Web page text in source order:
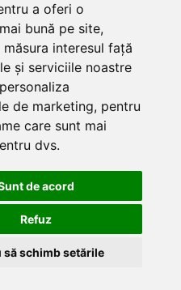
a oferi o
bună pe site,
interesul față
și serviciile noastre
de marketing, pentru
care sunt mai
dvs.
de acord
Refuz
să schimb setările
Bucuresti
13176/1991
:: Copyright 2021 :: Realizat de